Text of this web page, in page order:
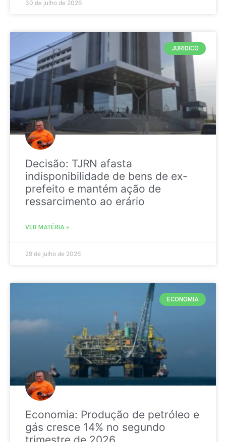
30 de julho de 2026
JURIDICO
Decisão: TJRN afasta
indisponibilidade de bens de ex-
prefeito e mantém ação de
ressarcimento ao erário
VER MATÉRIA »
29 de julho de 2026
ECONOMIA
Economia: Produção de petróleo e
gás cresce 14% no segundo